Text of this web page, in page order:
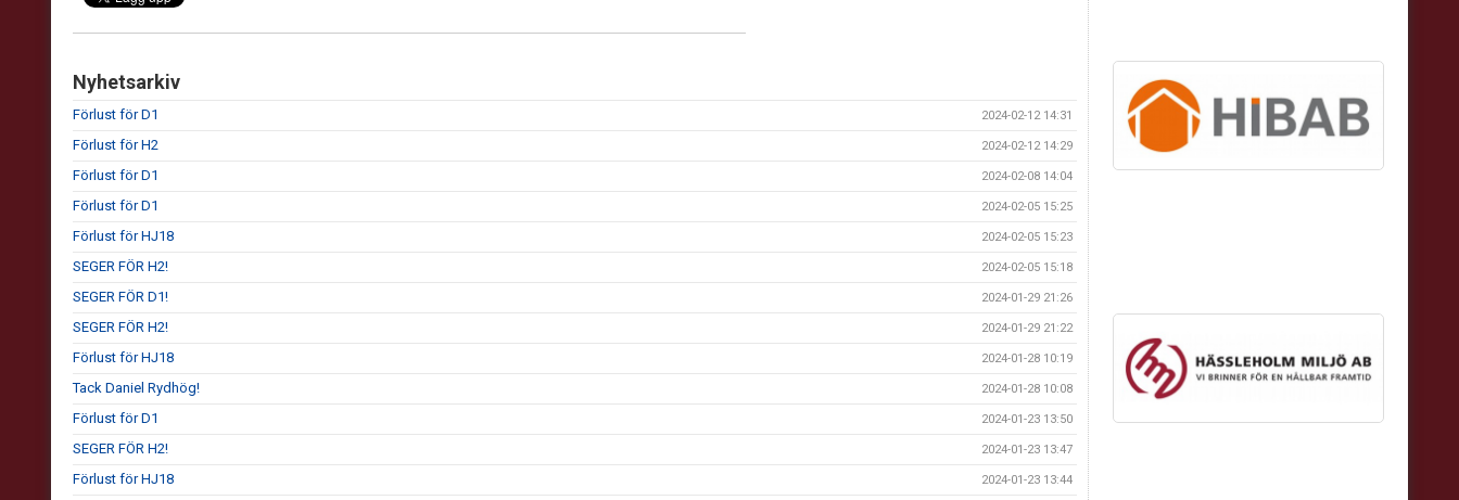
Nyhetsarkiv
Förlust för D1 2024-02-12 14:31
Förlust för H2 2024-02-12 14:29
Förlust för D1 2024-02-08 14:04
Förlust för D1 2024-02-05 15:25
Förlust för HJ18 2024-02-05 15:23
SEGER FÖR H2! 2024-02-05 15:18
SEGER FÖR D1! 2024-01-29 21:26
SEGER FÖR H2! 2024-01-29 21:22
Förlust för HJ18 2024-01-28 10:19
Tack Daniel Rydhög! 2024-01-28 10:08
Förlust för D1 2024-01-23 13:50
SEGER FÖR H2! 2024-01-23 13:47
Förlust för HJ18 2024-01-23 13:44